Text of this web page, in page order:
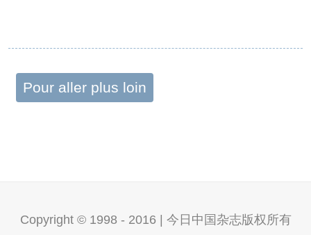
Pour aller plus loin
Copyright © 1998 - 2016 | 今日中国杂志版权所有